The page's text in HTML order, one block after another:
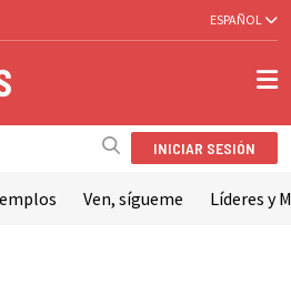
ESPAÑOL
INICIAR SESIÓN
Ven, sígueme Líderes y